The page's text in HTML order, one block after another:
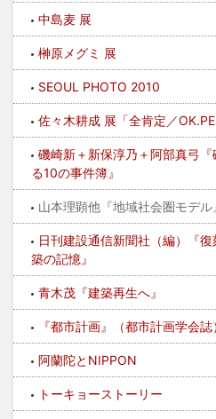
中島麦 展
榊原メグミ 展
SEOUL PHOTO 2010
佐々木耕成 展「全肯定／
磯崎新＋新保淳乃＋阿部真弓
る10の事件簿』
山本理顕他『地域社会圏モデル
日刊建設通信新聞社（編）『
築の記憶』
青木茂『建築再生へ』
『都市計画』（都市計画学会
阿蘭陀とNIPPON
トーキョーストーリー